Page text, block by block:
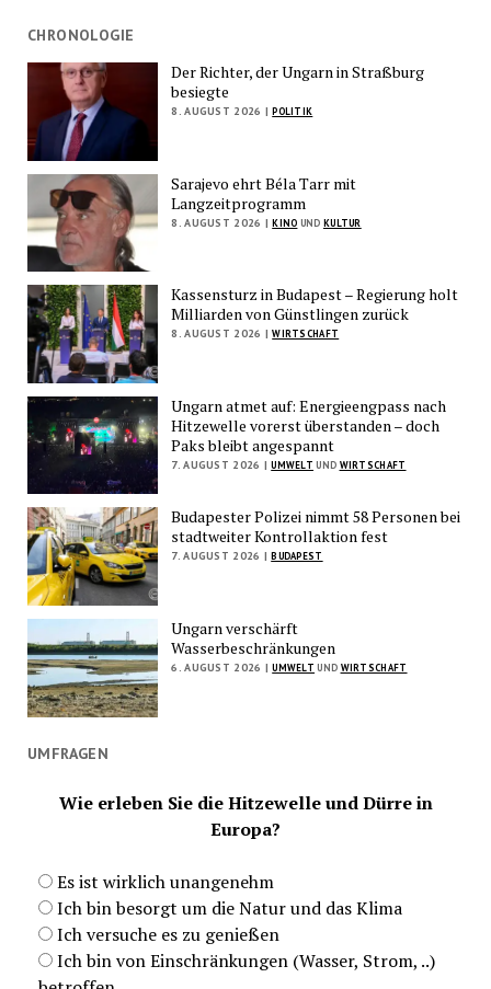
CHRONOLOGIE
Der Richter, der Ungarn in Straßburg
besiegte
8. AUGUST 2026 | POLITIK
Sarajevo ehrt Béla Tarr mit
Langzeitprogramm
8. AUGUST 2026 | KINO UND KULTUR
Kassensturz in Budapest – Regierung holt
Milliarden von Günstlingen zurück
8. AUGUST 2026 | WIRTSCHAFT
Ungarn atmet auf: Energieengpass nach
Hitzewelle vorerst überstanden – doch
Paks bleibt angespannt
7. AUGUST 2026 | UMWELT UND WIRTSCHAFT
Budapester Polizei nimmt 58 Personen bei
stadtweiter Kontrollaktion fest
7. AUGUST 2026 | BUDAPEST
Ungarn verschärft
Wasserbeschränkungen
6. AUGUST 2026 | UMWELT UND WIRTSCHAFT
UMFRAGEN
Wie erleben Sie die Hitzewelle und Dürre in
Europa?
Es ist wirklich unangenehm
Ich bin besorgt um die Natur und das Klima
Ich versuche es zu genießen
Ich bin von Einschränkungen (Wasser, Strom, ..)